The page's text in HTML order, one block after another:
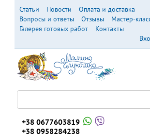
Перейти
основному
содержанию
Статьи Новости
Оплата и доставка
Вопросы и ответы
Отзывы
Мастер-
Галерея готовых работ
Контакты
+38 0677603819
+38 0958284238